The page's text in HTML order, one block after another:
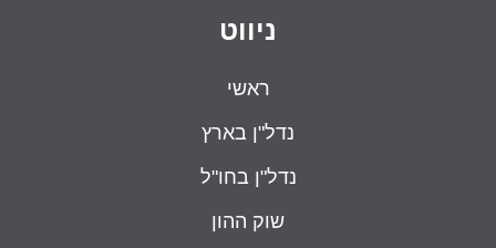
ניווט
ראשי
נדל"ן בארץ
נדל"ן בחו"ל
שוק ההון